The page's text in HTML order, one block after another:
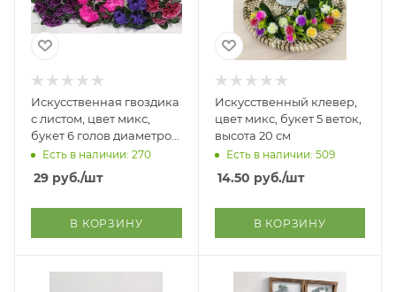
Искусственная гвоздика
с листом, цвет микс,
букет 6 голов диаметром
6 см, высота букета 32 см
Есть в наличии: 270
29 руб./шт
В КОРЗИНУ
Искусственный клевер,
цвет микс, букет 5 веток,
высота 20 см
Есть в наличии: 509
14.50 руб./шт
В КОРЗИНУ